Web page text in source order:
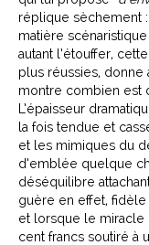
réplique sèchement :
matière
autant l’étouffer,
plus réussies, donne
montre combien est
L’épaisseur
la fois tendue et
et les mimiques du
d’emblée quelque
déséquilibre
guère en effet, fidèle
et lorsque le miracle
cent francs soutiré à